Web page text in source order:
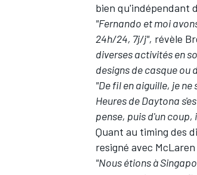
bien qu'indépendant
"Fernando et moi
24h/24, 7j/j", révèle
diverses activités en
designs de casque ou
"De fil en aiguille, je
Heures de Daytona
pense, puis d'un coup,
Quant au timing des
resigné avec McLaren
"Nous étions à